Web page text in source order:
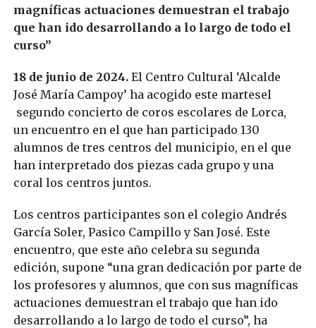
magníficas actuaciones demuestran el trabajo
que han ido desarrollando a lo largo de todo el
curso”
18 de junio de 2024.El Centro Cultural ‘Alcalde
José María Campoy’ ha acogido este martesel
segundo concierto de coros escolares de Lorca,
un encuentro en el que han participado 130
alumnos de tres centros del municipio, en el que
han interpretado dos piezas cada grupo y una
coral los centros juntos.
Los centros participantes son el colegio Andrés
García Soler, Pasico Campillo y San José. Este
encuentro, que este año celebra su segunda
edición, supone “una gran dedicación por parte de
los profesores y alumnos, que con sus magníficas
actuaciones demuestran el trabajo que han ido
desarrollando a lo largo de todo el curso”, ha